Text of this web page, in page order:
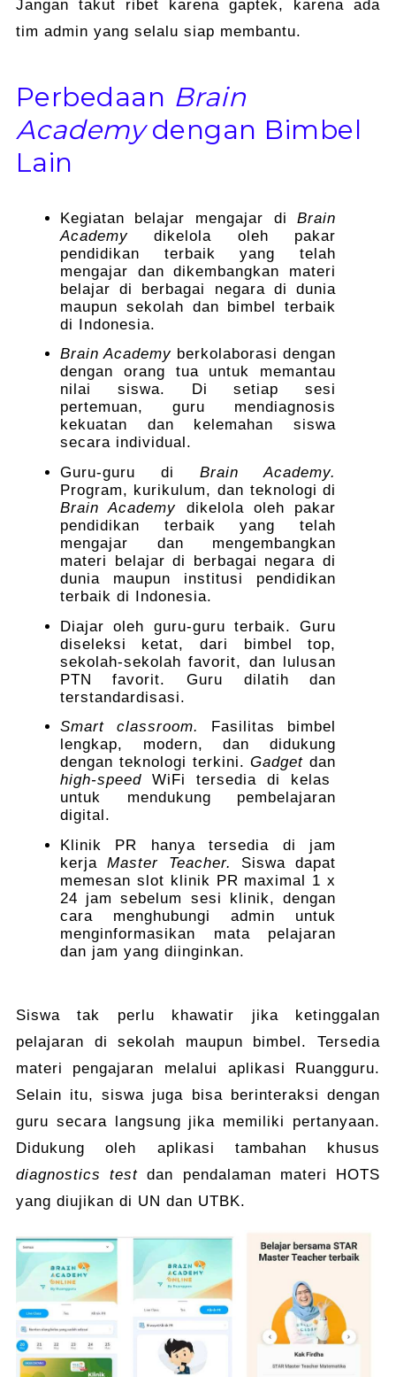
Jangan takut ribet karena gaptek, karena ada
tim admin yang selalu siap membantu.
Perbedaan Brain
Academydengan Bimbel
Lain
Kegiatan belajar mengajar diBrain
Academydikelola oleh pakar
pendidikan terbaik yang telah
mengajar dan dikembangkan materi
belajar di berbagai negara di dunia
maupun sekolah dan bimbel terbaik
di Indonesia.
Brain Academy berkolaborasi dengan
dengan orang tua untuk memantau
nilai siswa. Di setiap sesi
pertemuan, guru mendiagnosis
kekuatan dan kelemahan siswa
secara individual.
Guru-guru diBrain Academy.
Program, kurikulum, dan teknologi di
Brain Academy dikelola oleh pakar
pendidikan terbaik yang telah
mengajar dan mengembangkan
materi belajar di berbagai negara di
dunia maupun institusi pendidikan
terbaik di Indonesia.
Diajar oleh guru-guru terbaik. Guru
diseleksi ketat, dari bimbel top,
sekolah-sekolah favorit, dan lulusan
PTN favorit. Guru dilatih dan
terstandardisasi.
Smart classroom.
Fasilitas bimbel
lengkap, modern, dan didukung
dengan teknologi terkini.Gadget dan
high-speed WiFi tersedia di kelas
untuk mendukung pembelajaran
digital.
Klinik PR hanya tersedia di jam
kerjaMaster Teacher.
Siswa dapat
memesan slot klinik PR maximal 1 x
24 jam sebelum sesi klinik, dengan
cara menghubungi admin untuk
menginformasikan mata pelajaran
dan jam yang diinginkan.
Siswa tak perlu khawatir jika ketinggalan
pelajaran di sekolah maupun bimbel. Tersedia
materi pengajaran melalui aplikasi Ruangguru.
Selain itu, siswa juga bisa berinteraksi dengan
guru secara langsung jika memiliki pertanyaan.
Didukung oleh aplikasi tambahan khusus
diagnostics testdan pendalaman materi HOTS
yang diujikan di UN dan UTBK.